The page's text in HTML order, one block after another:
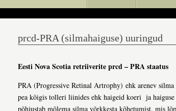
prcd-PRA (silmahaiguse) uuringud
Eesti Nova Scotia retriiverite prcd – PRA staatus
PRA (Progressive Retinal Artrophy) ehk arenev
pea kõigis tolleri liinides ehk haigeid koeri ja
põhjustab mõlema silma võrkkesta kõhetumist, mis